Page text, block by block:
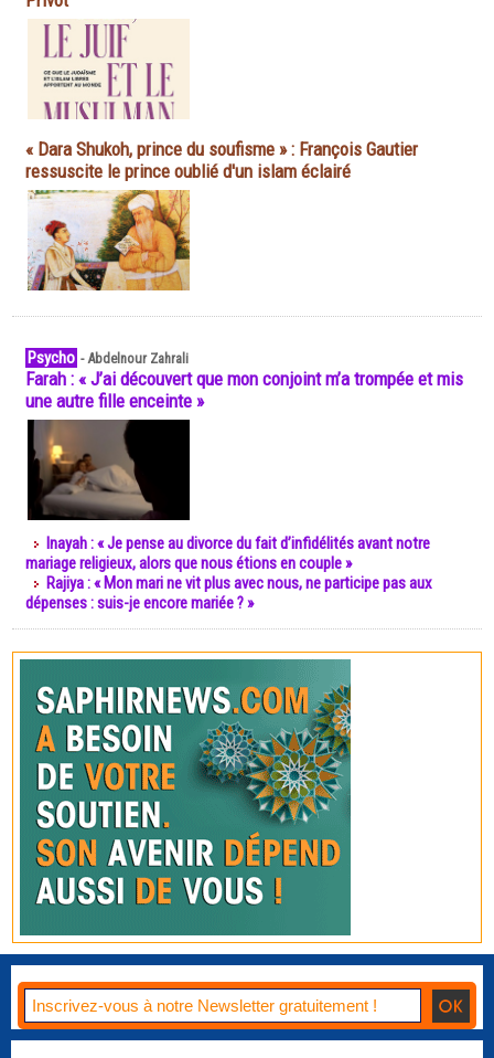
« Dara Shukoh, prince du soufisme » : François Gautier
ressuscite le prince oublié d'un islam éclairé
Psycho -Abdelnour Zahrali
Farah : « J’ai découvert que mon conjoint m’a trompée et mis
une autre fille enceinte »
Inayah : « Je pense au divorce du fait d’infidélités avant notre
mariage religieux, alors que nous étions en couple »
Rajiya : « Mon mari ne vit plus avec nous, ne participe pas aux
dépenses : suis-je encore mariée ? »